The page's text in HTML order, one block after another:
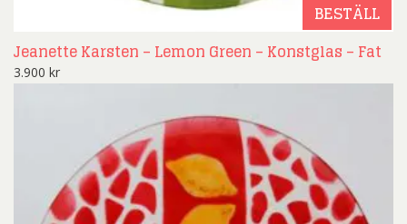
BESTÄLL
Jeanette Karsten – Lemon Green – Konstglas – Fat
3.900 kr